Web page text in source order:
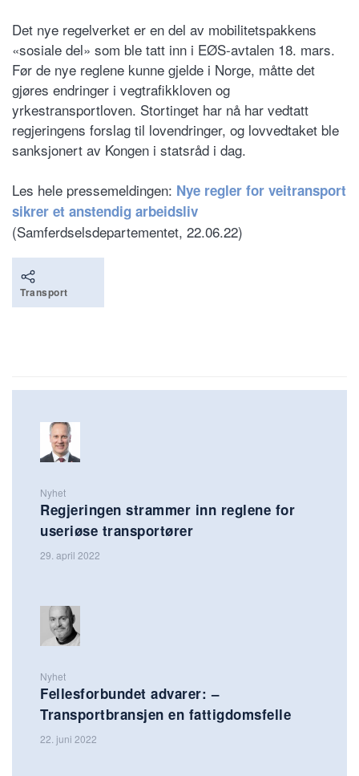
Det nye regelverket er en del av mobilitetspakkens
«sosiale del» som ble tatt inn i EØS-avtalen 18. mars.
Før de nye reglene kunne gjelde i Norge, måtte det
gjøres endringer i vegtrafikkloven og
yrkestransportloven. Stortinget har nå har vedtatt
regjeringens forslag til lovendringer, og lovvedtaket ble
sanksjonert av Kongen i statsråd i dag.
Les hele pressemeldingen: Nye regler for veitransport
sikrer et anstendig arbeidsliv
(Samferdselsdepartementet, 22.06.22)
Transport
Nyhet
Regjeringen strammer inn reglene for
useriøse transportører
29. april 2022
Nyhet
Fellesforbundet advarer: –
Transportbransjen en fattigdomsfelle
22. juni 2022